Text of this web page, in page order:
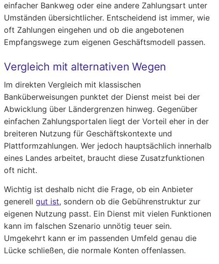
einfacher Bankweg oder eine andere Zahlungsart unter
Umständen übersichtlicher. Entscheidend ist immer, wie
oft Zahlungen eingehen und ob die angebotenen
Empfangswege zum eigenen Geschäftsmodell passen.
Vergleich mit alternativen Wegen
Im direkten Vergleich mit klassischen
Banküberweisungen punktet der Dienst meist bei der
Abwicklung über Ländergrenzen hinweg. Gegenüber
einfachen Zahlungsportalen liegt der Vorteil eher in der
breiteren Nutzung für Geschäftskontexte und
Plattformzahlungen. Wer jedoch hauptsächlich innerhalb
eines Landes arbeitet, braucht diese Zusatzfunktionen
oft nicht.
Wichtig ist deshalb nicht die Frage, ob ein Anbieter
generell gut ist, sondern ob die Gebührenstruktur zur
eigenen Nutzung passt. Ein Dienst mit vielen Funktionen
kann im falschen Szenario unnötig teuer sein.
Umgekehrt kann er im passenden Umfeld genau die
Lücke schließen, die normale Konten offenlassen.